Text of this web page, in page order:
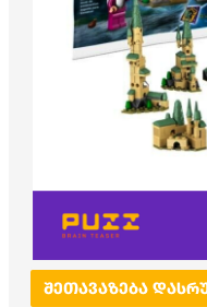
ᲨᲔᲗᲐᲕᲐᲖᲔᲑᲐ